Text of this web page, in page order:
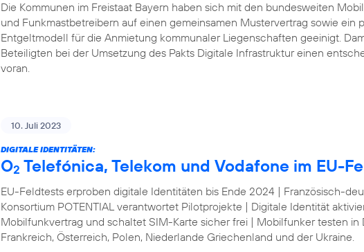
Die Kommunen im Freistaat Bayern haben sich mit den bundesweiten
und Funkmastbetreibern auf einen gemeinsamen Mustervertrag sowie ein
Entgeltmodell für die Anmietung kommunaler Liegenschaften geeinigt.
Beteiligten bei der Umsetzung des Pakts Digitale Infrastruktur einen
voran.
10. Juli 2023
DIGITALE IDENTITÄTEN:
O2 Telefónica, Telekom und Vodafone im EU-
EU-Feldtests erproben digitale Identitäten bis Ende 2024 | Französisch-
Konsortium POTENTIAL verantwortet Pilotprojekte | Digitale Identität
Mobilfunkvertrag und schaltet SIM-Karte sicher frei | Mobilfunker testen in
Frankreich, Österreich, Polen, Niederlande Griechenland und der Ukraine.